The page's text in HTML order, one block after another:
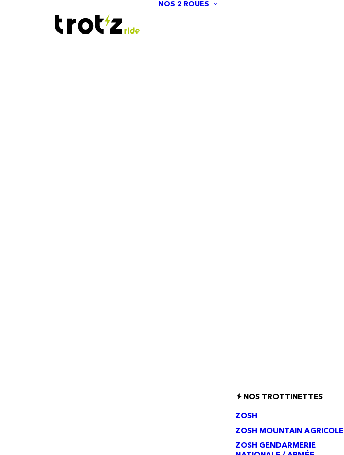
NOS 2 ROUES
NOS TROTTINETTES
ZOSH
ZOSH MOUNTAIN AGRICOLE
ZOSH GENDARMERIE